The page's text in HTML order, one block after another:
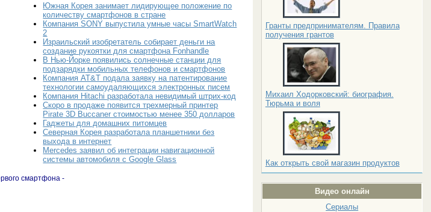
Гранты предпринимателям. Правила
получения грантов
Михаил Ходорковский: биография.
Тюрьма и воля
Как открыть свой магазин продуктов
Видео онлайн
Сериалы
Южная Корея занимает лидирующее положение по
количеству смартфонов в стране
Компания SONY выпустила умные часы SmartWatch
2
Израильский изобретатель собирает деньги на
создание рукоятки для смартфона Fonhandle
В Нью-Йорке появились солнечные станции для
подзарядки мобильных телефонов и смартфонов
Компания AT&T подала заявку на патентирование
технологии самоудаляющихся электронных писем
Компания Hitachi разработала невидимый штрих-код
Скоро в продаже появится трехмерный принтер
Pirate 3D Buccaner стоимостью менее 350 долларов
Гаджеты для домашних питомцев
Северная Корея разработала планшетники без
выхода в интернет
Mercedes заявил об интеграции навигационной
системы автомобиля с Google Glass
смартфона -